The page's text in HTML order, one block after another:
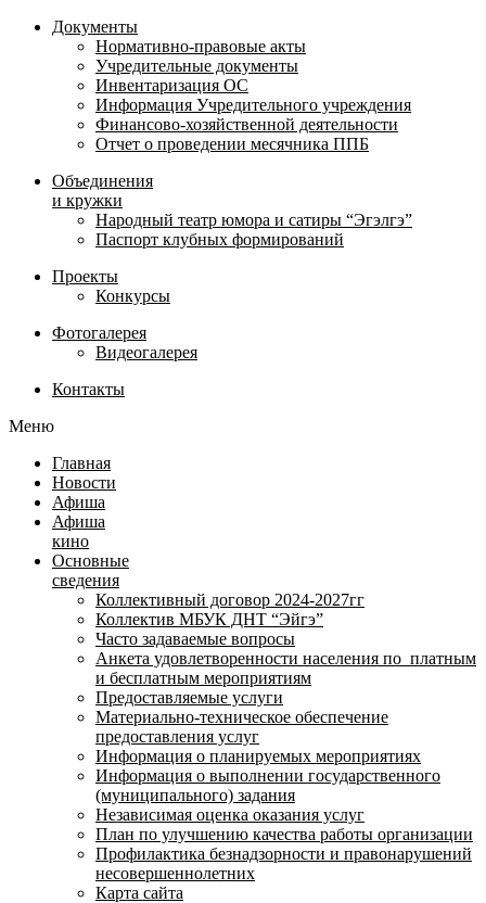
Документы
Нормативно-правовые акты
Учредительные документы
Инвентаризация ОС
Информация Учредительного учреждения
Финансово-хозяйственной деятельности
Отчет о проведении месячника ППБ
Объединения
и кружки
Народный театр юмора и сатиры “Эгэлгэ”
Паспорт клубных формирований
Проекты
Конкурсы
Фотогалерея
Видеогалерея
Контакты
Меню
Главная
Новости
Афиша
Афиша
кино
Основные
сведения
Коллективный договор 2024-2027гг
Коллектив МБУК ДНТ “Эйгэ”
Часто задаваемые вопросы
Анкета удовлетворенности населения по платным
и бесплатным мероприятиям
Предоставляемые услуги
Материально-техническое обеспечение
предоставления услуг
Информация о планируемых мероприятиях
Информация о выполнении государственного
(муниципального) задания
Независимая оценка оказания услуг
План по улучшению качества работы организации
Профилактика безнадзорности и правонарушений
несовершеннолетних
Карта сайта